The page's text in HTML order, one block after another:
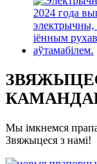
Мы імкнемся
Звяжыцеся з намі!